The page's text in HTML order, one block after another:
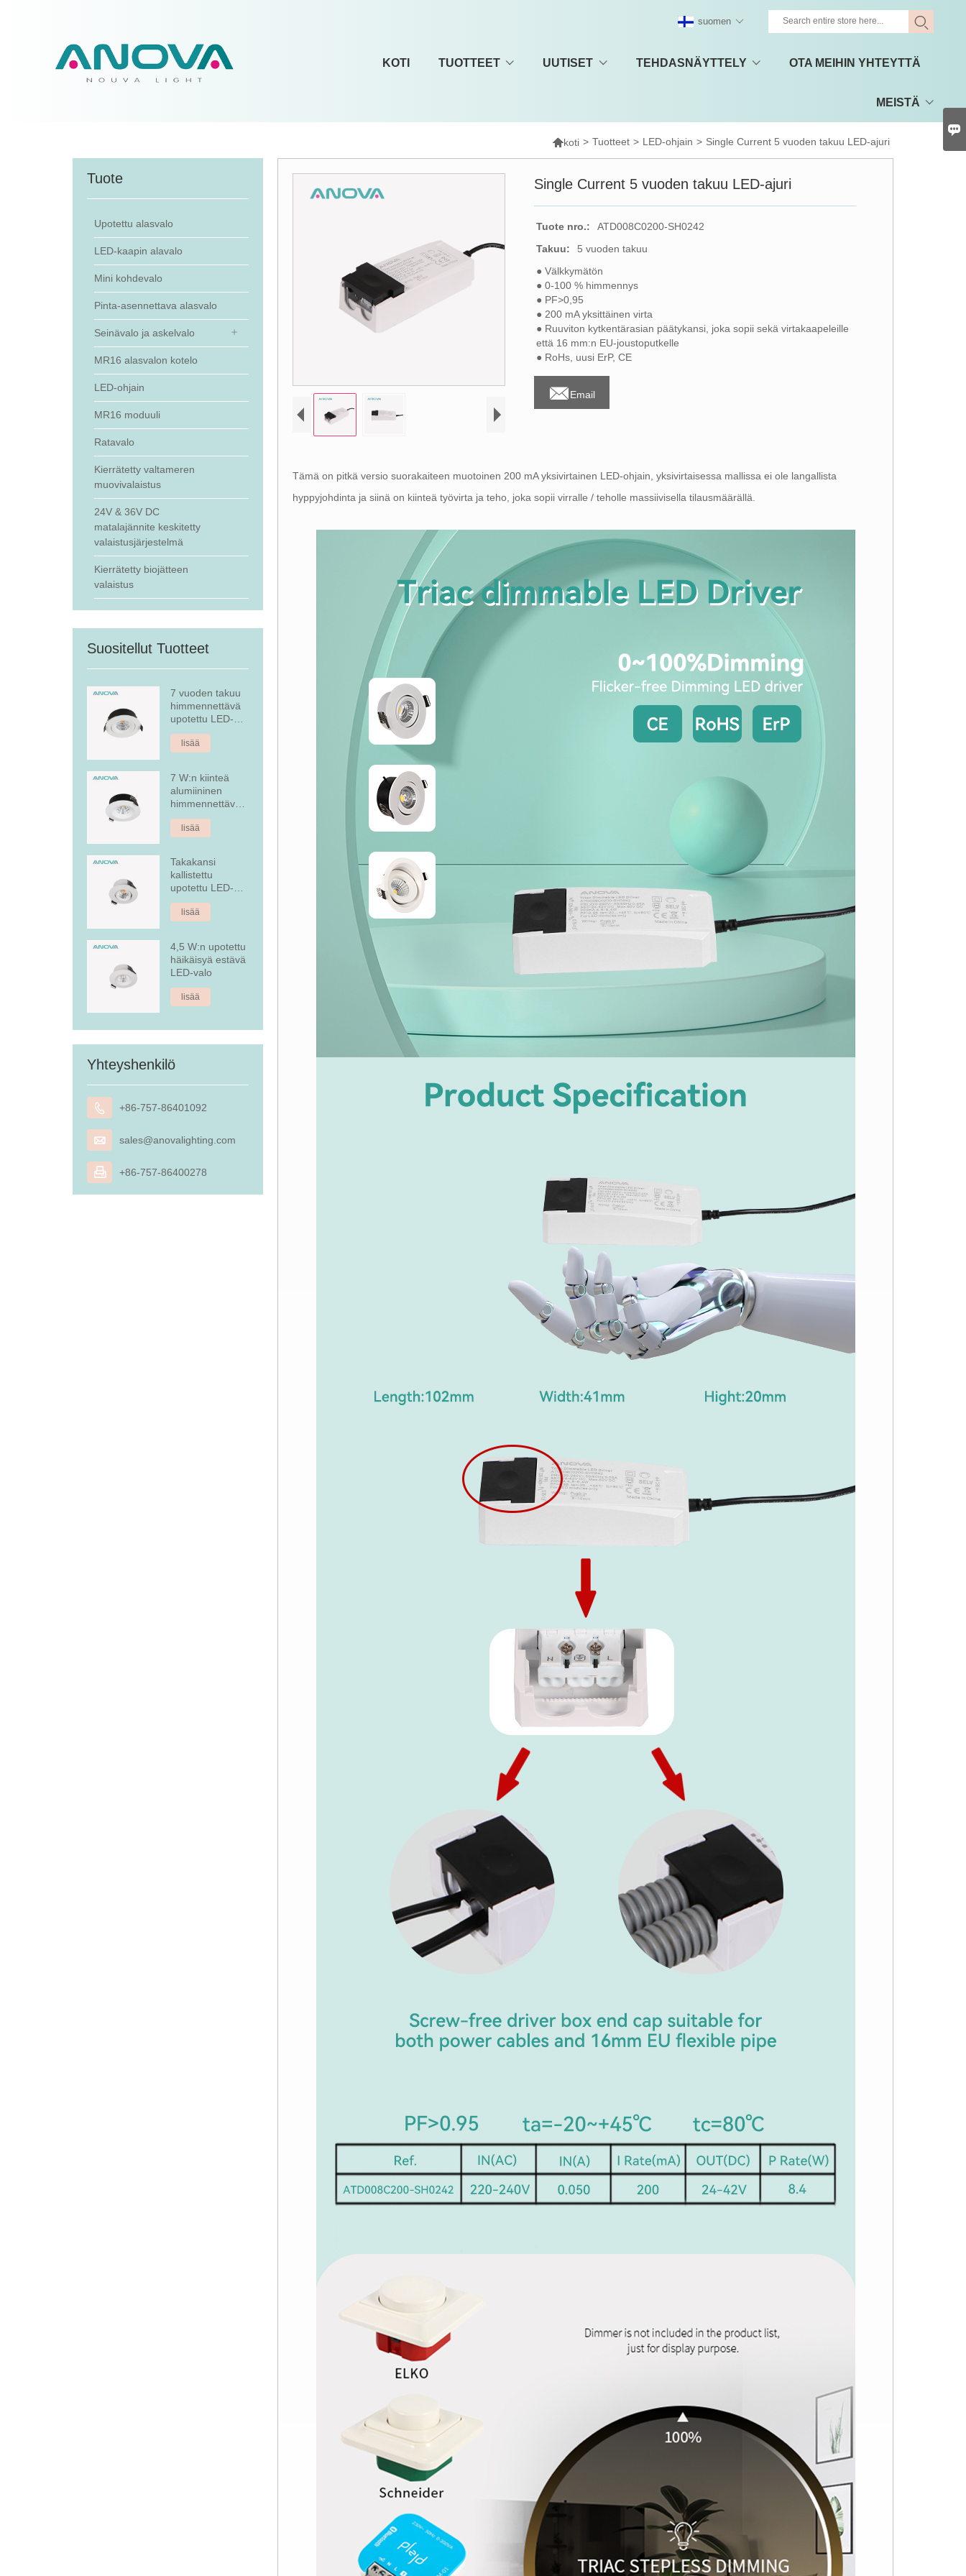
KOTI TUOTTEET UUTISET TEHDASNÄYTTELY OTA MEIHIN YHTEYTTÄ
MEISTÄ
suomen
koti > Tuotteet > LED-ohjain > Single Current 5 vuoden takuu LED-ajuri
Tuote
Upotettu alasvalo
LED-kaapin alavalo
Mini kohdevalo
Pinta-asennettava alasvalo
Seinävalo ja askelvalo
MR16 alasvalon kotelo
LED-ohjain
MR16 moduuli
Ratavalo
Kierrätetty valtameren
muovivalaistus
24V & 36V DC
matalajännite keskitetty
valaistusjärjestelmä
Kierrätetty biojätteen
valaistus
Suositellut Tuotteet
7 vuoden takuu
himmennettävä
upotettu LED-
alasvalo
lisää
7 W:n kiinteä
alumiininen
himmennettävä
upotettu LED-
alasvalo
lisää
Takakansi
kallistettu
upotettu LED-
alasvalo
lisää
4,5 W:n upotettu
häikäisyä estävä
LED-valo
lisää
Yhteyshenkilö
 +86-757-86401092
 sales@anovalighting.com
 +86-757-86400278
Single Current 5 vuoden takuu LED-ajuri
Tuote nro.:
ATD008C0200-SH0242
Takuu:
5 vuoden takuu
● Välkkymätön
● 0-100 % himmennys
● PF>0,95
● 200 mA yksittäinen virta
● Ruuviton kytkentärasian päätykansi, joka sopii sekä virtakaapeleille
että 16 mm:n EU-joustoputkelle
● RoHs, uusi ErP, CE
Email
Tämä on pitkä versio suorakaiteen muotoinen 200 mA yksivirtainen LED-ohjain, yksivirtaisessa mallissa ei ole langallista
hyppyjohdinta ja siinä on kiinteä työvirta ja teho, joka sopii virralle / teholle massiivisella tilausmäärällä.
